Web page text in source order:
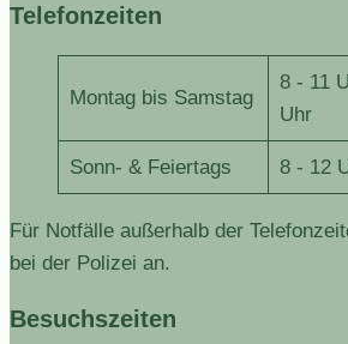
Telefonzeiten
Montag bis Samstag
8 - 11
Uhr
Sonn- & Feiertags 8 - 12
Für Notfälle außerhalb der
bei der Polizei an.
Besuchszeiten